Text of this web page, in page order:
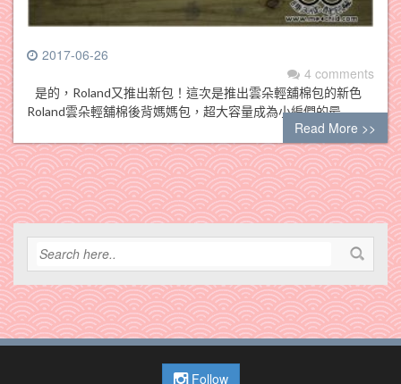
2017-06-26
4 comments
是的，Roland又推出新包！這次是推出雲朵輕舖棉包的新色
Roland雲朵輕舖棉後背媽媽包，超大容量成為小編們的最…
Read More >>
Follow